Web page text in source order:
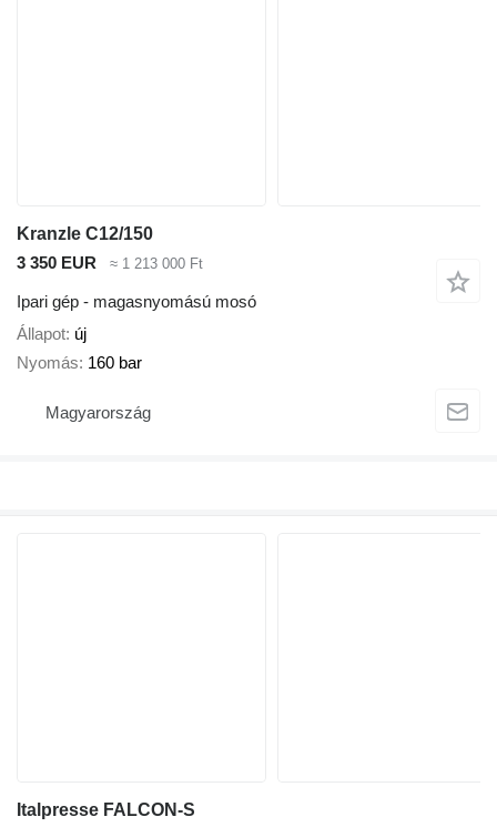
Kranzle C12/150
3 350 EUR
≈ 1 213 000 Ft
Ipari gép - magasnyomású mosó
Állapot új
Nyomás 160 bar
Magyarország
Italpresse FALCON-S